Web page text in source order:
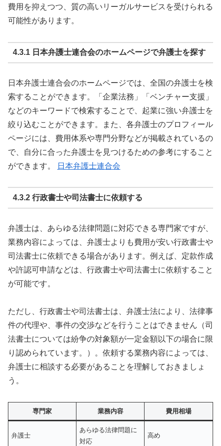
費用を抑えつつ、質の高いリーガルサービスを受けられる
可能性があります。
4.3.1 日本弁護士連合会のホームページで弁護士を探す
日本弁護士連合会のホームページでは、全国の弁護士を検
索することができます。「企業法務」「ベンチャー支援」
などのキーワードで検索することで、起業に強い弁護士を
絞り込むことができます。また、各弁護士のプロフィール
ページには、費用体系や専門分野などが掲載されているの
で、自分に合った弁護士を見つけるための参考にすること
ができます。
日本弁護士連合会
4.3.2 行政書士や司法書士に依頼する
弁護士は、あらゆる法律問題に対応できる専門家ですが、
業務内容によっては、弁護士よりも費用が安い行政書士や
司法書士に依頼できる場合があります。例えば、定款作成
や許認可申請などは、行政書士や司法書士に依頼すること
が可能です。
ただし、行政書士や司法書士は、弁護士法により、法律事
件の代理や、事件の交渉などを行うことはできません（司
法書士については紛争の対象額が一定金額以下の場合に限
り認められています。）。依頼する業務内容によっては、
弁護士に相談する必要があることを理解しておきましょ
う。
専門家 業務内容 費用相場
弁護士
あらゆる法律問題に
対応
高め